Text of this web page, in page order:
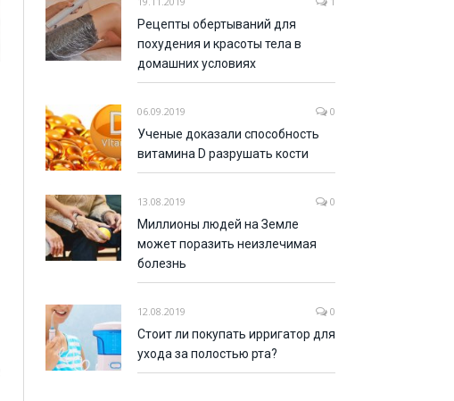
Рецепты обертываний для
похудения и красоты тела в
домашних условиях
06.09.2019 0
Ученые доказали способность
витамина D разрушать кости
13.08.2019 0
Миллионы людей на Земле
может поразить неизлечимая
болезнь
12.08.2019 0
Стоит ли покупать ирригатор для
ухода за полостью рта?